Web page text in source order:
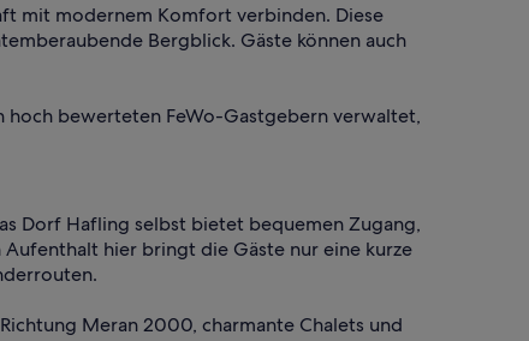
mit modernem Komfort verbinden. Diese
Bergblick. Gäste können auch
hoch bewerteten FeWo-Gastgebern verwaltet,
Dorf Hafling selbst bietet bequemen Zugang,
hier bringt die Gäste nur eine kurze
Meran 2000, charmante Chalets und